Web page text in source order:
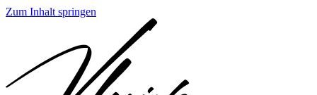
Zum Inhalt springen